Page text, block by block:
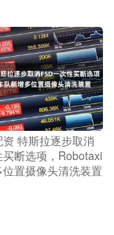
特斯拉逐步取消
买断选项，Robotaxi
置摄像头清洗装置